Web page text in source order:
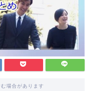
場合があります